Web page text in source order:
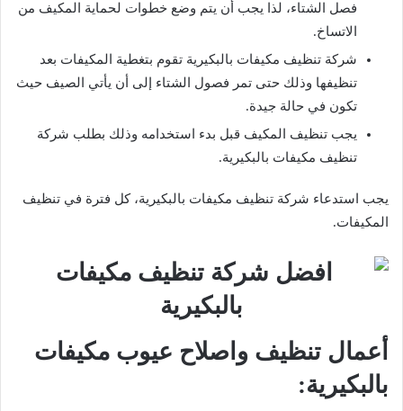
فصل الشتاء، لذا يجب أن يتم وضع خطوات لحماية المكيف من
الاتساخ.
شركة تنظيف مكيفات بالبكيرية تقوم بتغطية المكيفات بعد
تنظيفها وذلك حتى تمر فصول الشتاء إلى أن يأتي الصيف حيث
تكون في حالة جيدة.
يجب تنظيف المكيف قبل بدء استخدامه وذلك بطلب شركة
تنظيف مكيفات بالبكيرية.
يجب استدعاء شركة تنظيف مكيفات بالبكيرية، كل فترة في تنظيف
المكيفات.
أعمال تنظيف واصلاح عيوب مكيفات
بالبكيرية: